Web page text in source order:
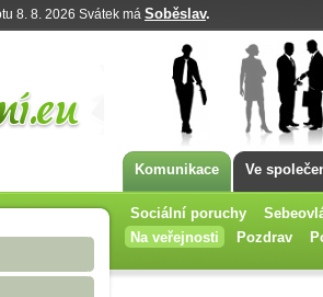
8. 8. 2026 Svátek má Soběslav.
Komunikace Ve
Sociální poruchy
Na veřejnosti
Pozdrav